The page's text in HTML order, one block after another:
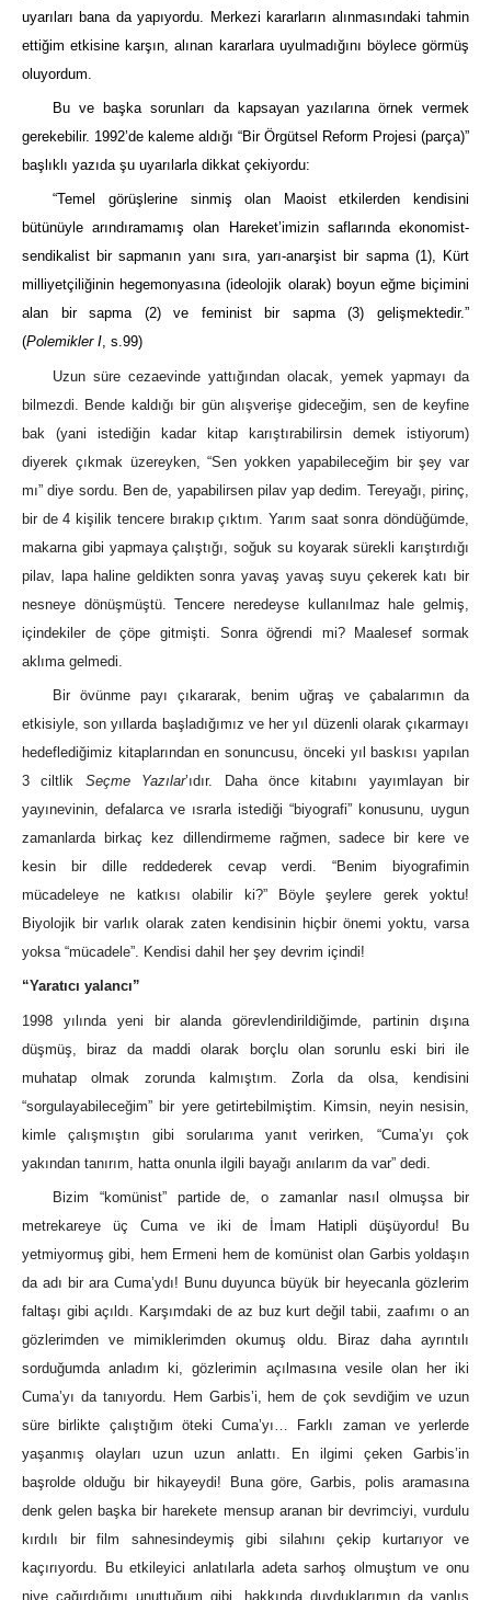
uyarıları bana da yapıyordu. Merkezi kararların alınmasındaki tahmin
ettiğim etkisine karşın, alınan kararlara uyulmadığını böylece görmüş
oluyordum.
Bu ve başka sorunları da kapsayan yazılarına örnek vermek
gerekebilir. 1992’de kaleme aldığı “Bir Örgütsel Reform Projesi (parça)”
başlıklı yazıda şu uyarılarla dikkat çekiyordu:
“Temel görüşlerine sinmiş olan Maoist etkilerden kendisini
bütünüyle arındıramamış olan Hareket’imizin saflarında ekonomist-
sendikalist bir sapmanın yanı sıra, yarı-anarşist bir sapma (1), Kürt
milliyetçiliğinin hegemonyasına (ideolojik olarak) boyun eğme biçimini
alan bir sapma (2) ve feminist bir sapma (3) gelişmektedir.”
(Polemikler I, s.99)
Uzun süre cezaevinde yattığından olacak, yemek yapmayı da
bilmezdi. Bende kaldığı bir gün alışverişe gideceğim, sen de keyfine
bak (yani istediğin kadar kitap karıştırabilirsin demek istiyorum)
diyerek çıkmak üzereyken, “Sen yokken yapabileceğim bir şey var
mı” diye sordu. Ben de, yapabilirsen pilav yap dedim. Tereyağı, pirinç,
bir de 4 kişilik tencere bırakıp çıktım. Yarım saat sonra döndüğümde,
makarna gibi yapmaya çalıştığı, soğuk su koyarak sürekli karıştırdığı
pilav, lapa haline geldikten sonra yavaş yavaş suyu çekerek katı bir
nesneye dönüşmüştü. Tencere neredeyse kullanılmaz hale gelmiş,
içindekiler de çöpe gitmişti. Sonra öğrendi mi? Maalesef sormak
aklıma gelmedi.
Bir övünme payı çıkararak, benim uğraş ve çabalarımın da
etkisiyle, son yıllarda başladığımız ve her yıl düzenli olarak çıkarmayı
hedeflediğimiz kitaplarından en sonuncusu, önceki yıl baskısı yapılan
3 ciltlik Seçme Yazılar’ıdır. Daha önce kitabını yayımlayan bir
yayınevinin, defalarca ve ısrarla istediği “biyografi” konusunu, uygun
zamanlarda birkaç kez dillendirmeme rağmen, sadece bir kere ve
kesin bir dille reddederek cevap verdi. “Benim biyografimin
mücadeleye ne katkısı olabilir ki?” Böyle şeylere gerek yoktu!
Biyolojik bir varlık olarak zaten kendisinin hiçbir önemi yoktu, varsa
yoksa “mücadele”. Kendisi dahil her şey devrim içindi!
“Yaratıcı yalancı”
1998 yılında yeni bir alanda görevlendirildiğimde, partinin dışına
düşmüş, biraz da maddi olarak borçlu olan sorunlu eski biri ile
muhatap olmak zorunda kalmıştım. Zorla da olsa, kendisini
“sorgulayabileceğim” bir yere getirtebilmiştim. Kimsin, neyin nesisin,
kimle çalışmıştın gibi sorularıma yanıt verirken, “Cuma’yı çok
yakından tanırım, hatta onunla ilgili bayağı anılarım da var” dedi.
Bizim “komünist” partide de, o zamanlar nasıl olmuşsa bir
metrekareye üç Cuma ve iki de İmam Hatipli düşüyordu! Bu
yetmiyormuş gibi, hem Ermeni hem de komünist olan Garbis yoldaşın
da adı bir ara Cuma’ydı! Bunu duyunca büyük bir heyecanla gözlerim
faltaşı gibi açıldı. Karşımdaki de az buz kurt değil tabii, zaafımı o an
gözlerimden ve mimiklerimden okumuş oldu. Biraz daha ayrıntılı
sorduğumda anladım ki, gözlerimin açılmasına vesile olan her iki
Cuma’yı da tanıyordu. Hem Garbis’i, hem de çok sevdiğim ve uzun
süre birlikte çalıştığım öteki Cuma’yı… Farklı zaman ve yerlerde
yaşanmış olayları uzun uzun anlattı. En ilgimi çeken Garbis’in
başrolde olduğu bir hikayeydi! Buna göre, Garbis, polis aramasına
denk gelen başka bir harekete mensup aranan bir devrimciyi, vurdulu
kırdılı bir film sahnesindeymiş gibi silahını çekip kurtarıyor ve
kaçırıyordu. Bu etkileyici anlatılarla adeta sarhoş olmuştum ve onu
niye çağırdığımı unuttuğum gibi, hakkında duyduklarımın da yanlış